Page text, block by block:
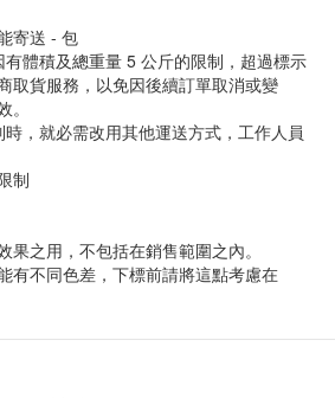
寄送 - 包
體積及總重量 5 公斤的限制，超過標示
取貨服務，以免因後續訂單取消或變
，就必需改用其他運送方式，工作人員
制
果之用，不包括在銷售範圍之內。
有不同色差，下標前請將這點考慮在